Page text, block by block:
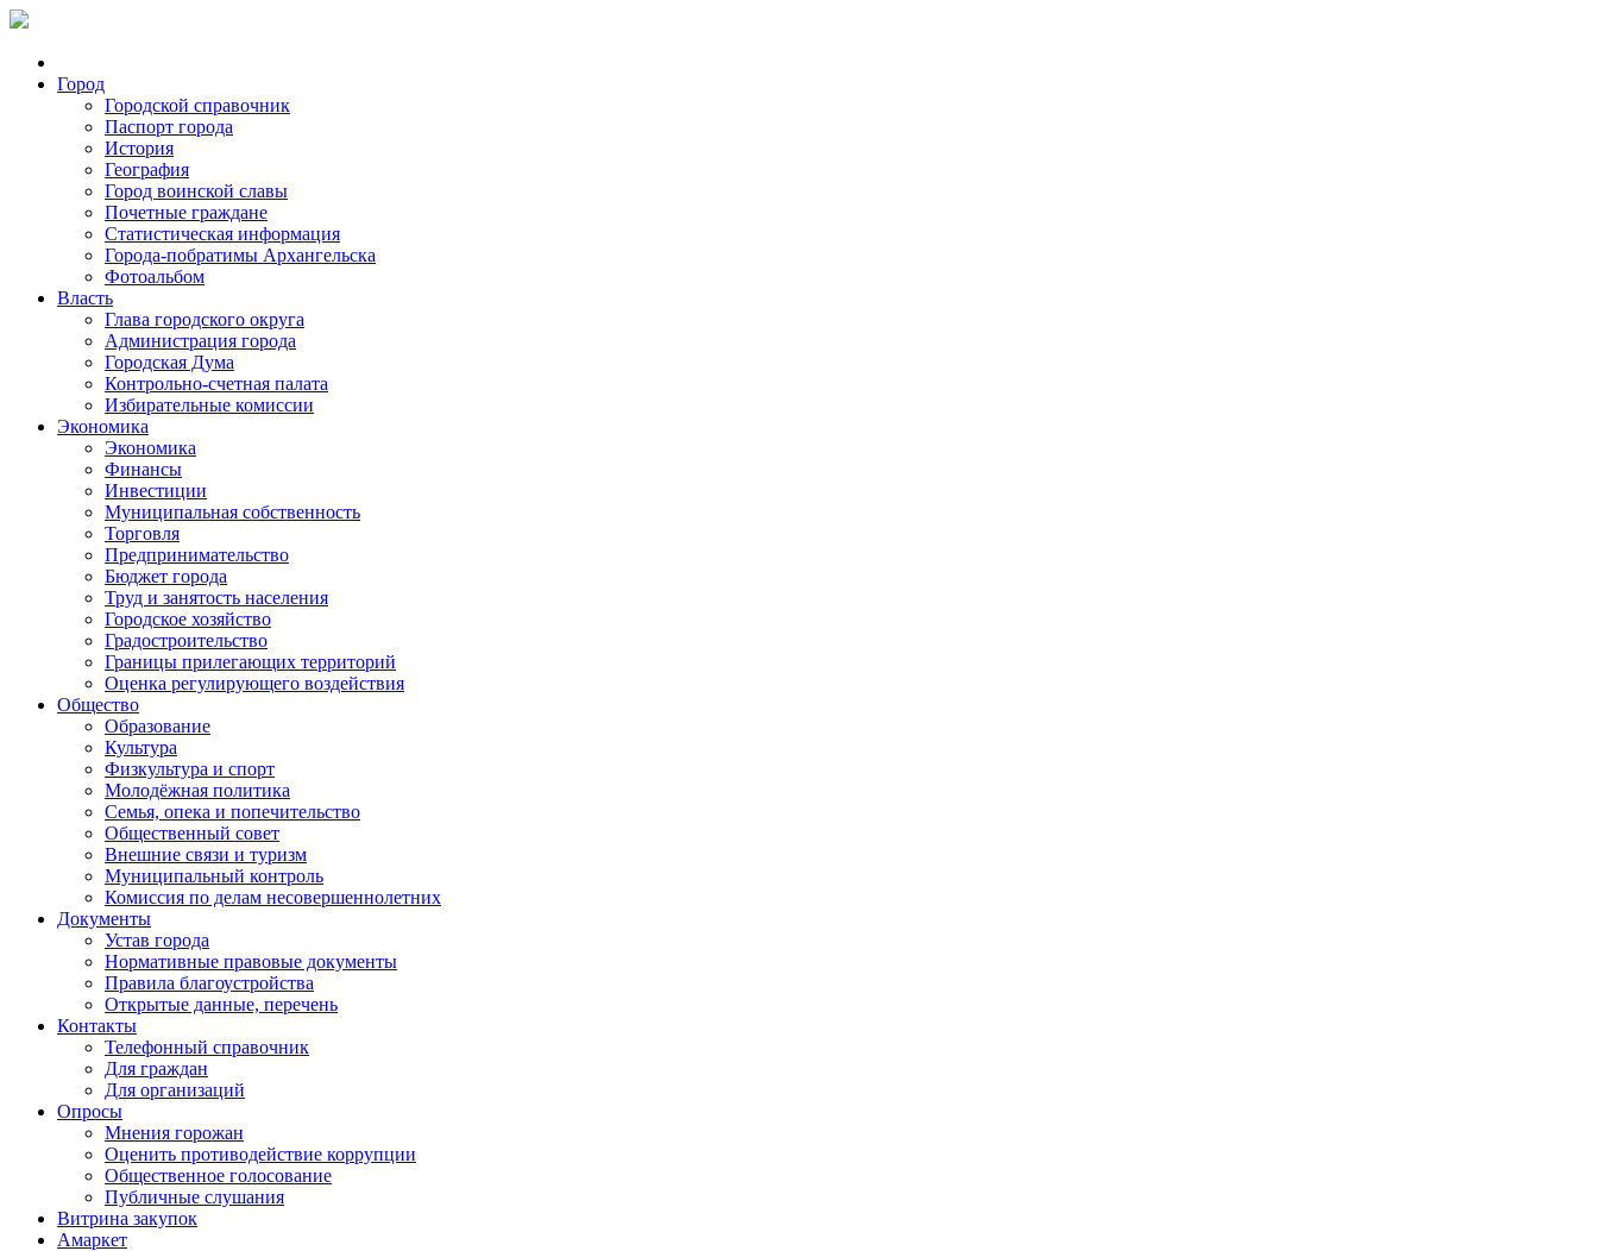
Город
Городской справочник
Паспорт города
История
География
Город воинской славы
Почетные граждане
Статистическая информация
Города-побратимы Архангельска
Фотоальбом
Власть
Глава городского округа
Администрация города
Городская Дума
Контрольно-счетная палата
Избирательные комиссии
Экономика
Экономика
Финансы
Инвестиции
Муниципальная собственность
Торговля
Предпринимательство
Бюджет города
Труд и занятость населения
Городское хозяйство
Градостроительство
Границы прилегающих территорий
Оценка регулирующего воздействия
Общество
Образование
Культура
Физкультура и спорт
Молодёжная политика
Семья, опека и попечительство
Общественный совет
Внешние связи и туризм
Муниципальный контроль
Комиссия по делам несовершеннолетних
Документы
Устав города
Нормативные правовые документы
Правила благоустройства
Открытые данные, перечень
Контакты
Телефонный справочник
Для граждан
Для организаций
Опросы
Мнения горожан
Оценить противодействие коррупции
Общественное голосование
Публичные слушания
Витрина закупок
Амаркет